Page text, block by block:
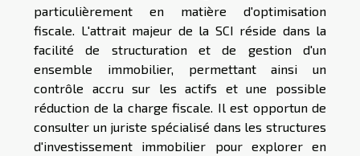
particulièrement en matière d'optimisation
fiscale. L'attrait majeur de la SCI réside dans la
facilité de structuration et de gestion d'un
ensemble immobilier, permettant ainsi un
contrôle accru sur les actifs et une possible
réduction de la charge fiscale. Il est opportun de
consulter un juriste spécialisé dans les structures
d'investissement immobilier pour explorer en